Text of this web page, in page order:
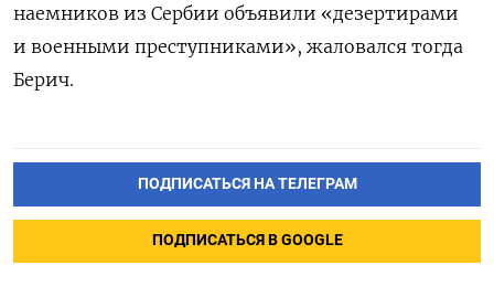
наемников из Сербии объявили «дезертирами
и военными преступниками», жаловался тогда
Берич.
ПОДПИСАТЬСЯ НА ТЕЛЕГРАМ
ПОДПИСАТЬСЯ В GOOGLE